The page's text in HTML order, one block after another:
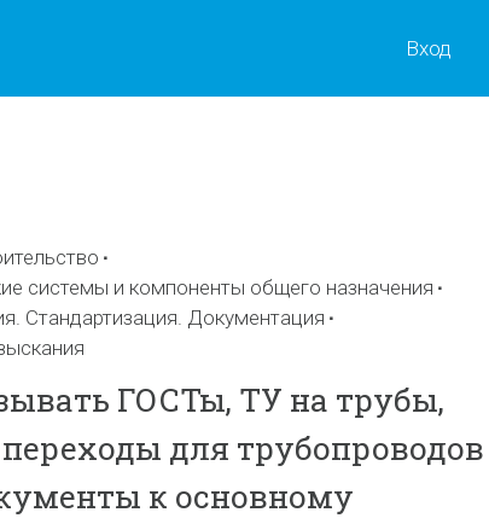
Вход
системы и компоненты общего назначения
Стандартизация. Документация
ГОСТы, ТУ на трубы,
для трубопроводов
к основному